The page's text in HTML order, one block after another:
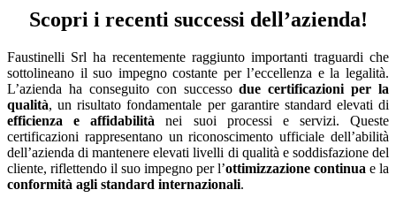
Scopri i recenti successi dell’azienda!
Faustinelli Srl ha recentemente raggiunto importanti traguardi che
sottolineano il suo impegno costante per l’eccellenza e la legalità.
L’azienda ha conseguito con successodue certificazioni per la
qualità, un risultato fondamentale per garantire standard elevati di
efficienza e affidabilità nei suoi processi e servizi. Queste
certificazioni rappresentano un riconoscimento ufficiale dell’abilità
dell’azienda di mantenere elevati livelli di qualità e soddisfazione del
cliente, riflettendo il suo impegno per l’ottimizzazione continua e la
conformità agli standard internazionali.